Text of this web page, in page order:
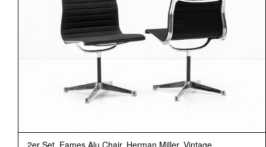
2er Set, Eames Alu Chair, Herman Miller, Vintage